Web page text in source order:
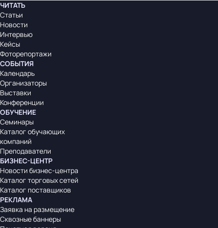
ЧИТАТЬ
Статьи
Новости
Интервью
Кейсы
Фоторепортажи
СОБЫТИЯ
Календарь
Организаторы
Выставки
Конференции
ОБУЧЕНИЕ
Семинары
Каталог обучающих
компаний
Преподаватели
БИЗНЕС-ЦЕНТР
Новости бизнес-центра
Каталог торговых сетей
Каталог поставщиков
РЕКЛАМА
Заявка на размещение
Сквозные баннеры